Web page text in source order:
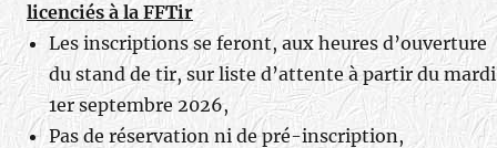
licenciés à la FFTir
Les inscriptions se feront, aux heures d’ouverture
du stand de tir, sur liste d’attente à partir du mardi
1er septembre 2026,
Pas de réservation ni de pré-inscription,